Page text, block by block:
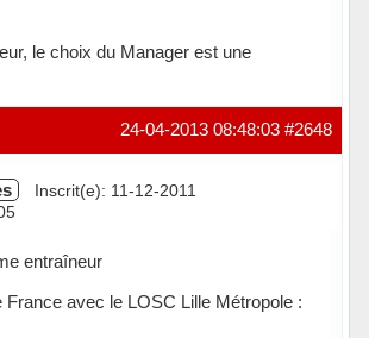
le choix du Manager est une
#2648
24-04-2013 08:48:03
Inscrit(e): 11-12-2011
entraîneur
avec le LOSC Lille Métropole :